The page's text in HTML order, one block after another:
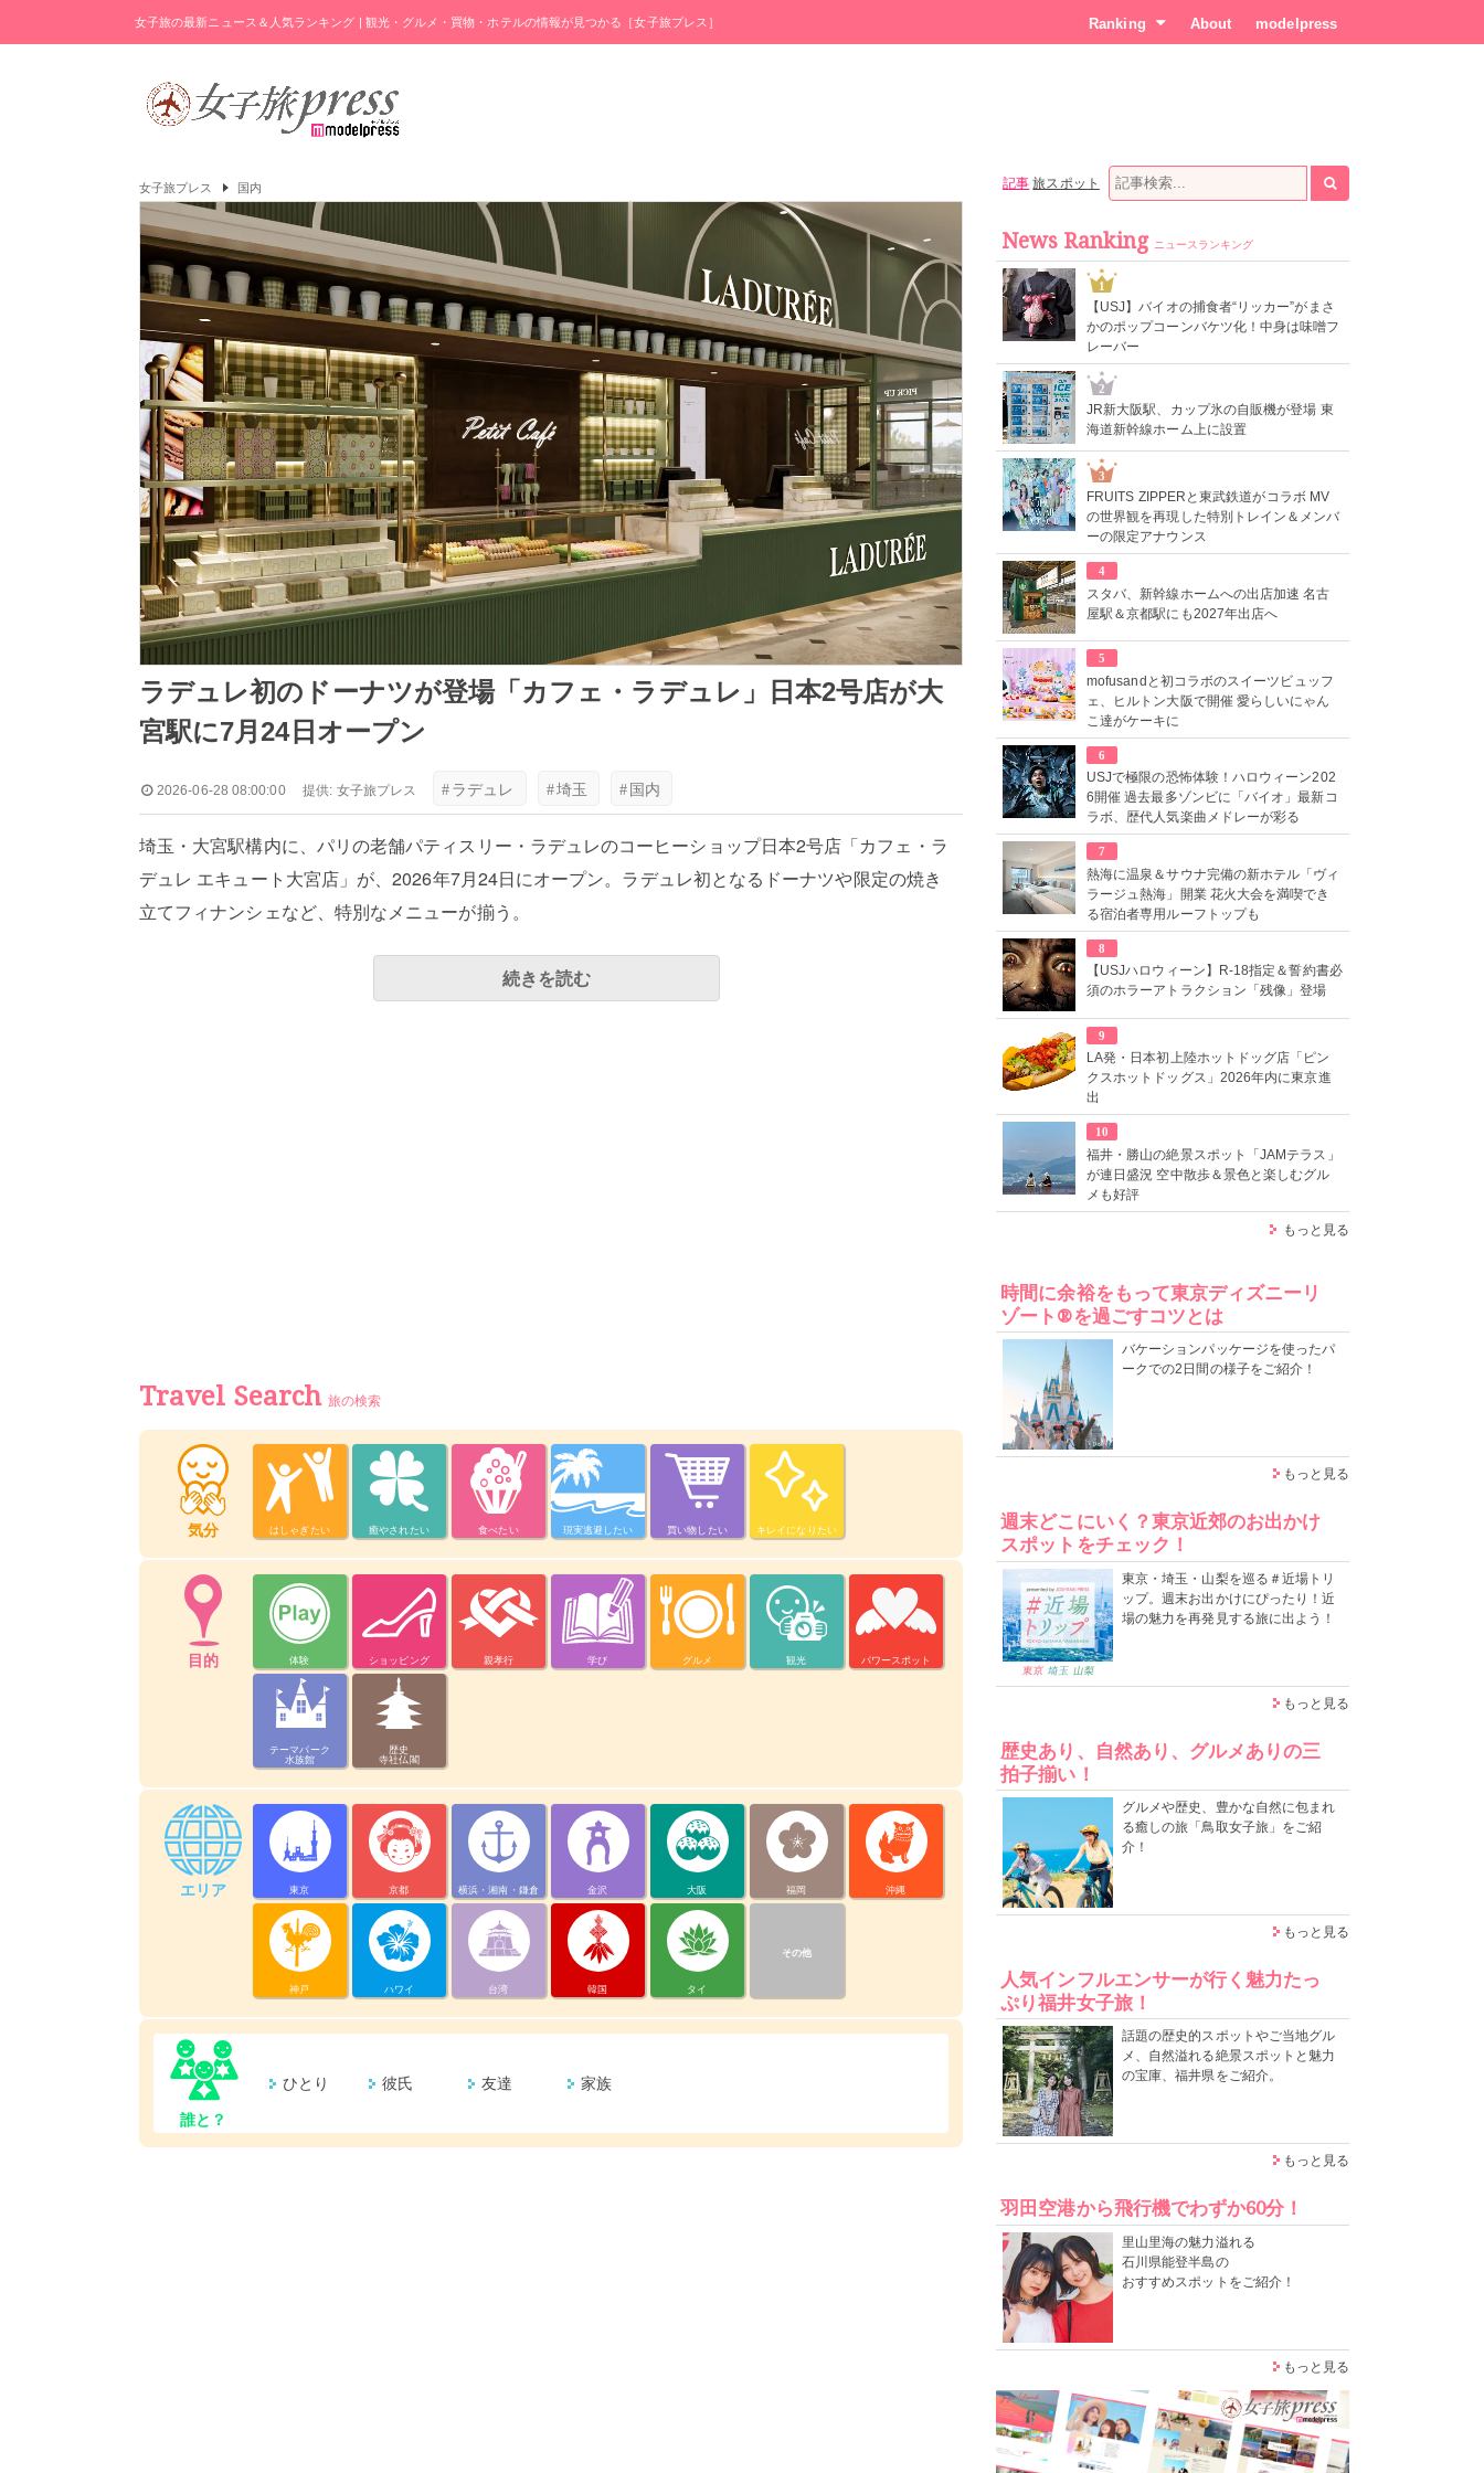
女子旅の最新ニュース＆人気ランキング | 観光・グルメ・買物・ホテルの情報が見つかる［女子旅プレス］ Ranking About modelpress
女子旅プレス 国内
ラデュレ初のドーナツが登場「カフェ・ラデュレ」日本2号店が大
宮駅に7月24日オープン
2026-06-28 08:00:00 提供: 女子旅プレス # ラデュレ #埼玉 # 国内
埼玉・大宮駅構内に、パリの老舗パティスリー・ラデュレのコーヒーショップ日本2号店「カフェ・ラ
デュレ エキュート大宮店」が、2026年7月24日にオープン。ラデュレ初となるドーナツや限定の焼き
立てフィナンシェなど、特別なメニューが揃う。
続きを読む
Travel Search 旅の検索
気分 はしゃぎたい 癒やされたい 食べたい 現実逃避したい 買い物したい キレイになりたい
目的 体験 ショッピング 親孝行 学び グルメ 観光 パワースポット
テーマパーク
水族館
歴史
寺社仏閣
エリア 東京 京都 横浜・湘南・鎌倉 金沢 大阪 福岡 沖縄
神戸 ハワイ 台湾 韓国 タイ
その他
誰と？
ひとり 彼氏 友達 家族
記事 旅スポット
News Ranking ニュースランキング
1
【USJ】バイオの捕食者“リッカー”がまさ
かのポップコーンバケツ化！中身は味噌フ
レーバー
2
JR新大阪駅、カップ氷の自販機が登場 東
海道新幹線ホーム上に設置
3
FRUITS ZIPPERと東武鉄道がコラボ MV
の世界観を再現した特別トレイン＆メンバ
ーの限定アナウンス
4
スタバ、新幹線ホームへの出店加速 名古
屋駅＆京都駅にも2027年出店へ
5
mofusandと初コラボのスイーツビュッフ
ェ、ヒルトン大阪で開催 愛らしいにゃん
こ達がケーキに
6
USJで極限の恐怖体験！ハロウィーン202
6開催 過去最多ゾンビに「バイオ」最新コ
ラボ、歴代人気楽曲メドレーが彩る
7
熱海に温泉＆サウナ完備の新ホテル「ヴィ
ラージュ熱海」開業 花火大会を満喫でき
る宿泊者専用ルーフトップも
8
【USJハロウィーン】R-18指定＆誓約書必
須のホラーアトラクション「残像」登場
9
LA発・日本初上陸ホットドッグ店「ピン
クスホットドッグス」2026年内に東京進
出
10
福井・勝山の絶景スポット「JAMテラス」
が連日盛況 空中散歩＆景色と楽しむグル
メも好評
もっと見る
時間に余裕をもって東京ディズニーリ
ゾート®を過ごすコツとは
バケーションパッケージを使ったパ
ークでの2日間の様子をご紹介！
もっと見る
週末どこにいく？東京近郊のお出かけ
スポットをチェック！
東京・埼玉・山梨を巡る＃近場トリ
ップ。週末お出かけにぴったり！近
場の魅力を再発見する旅に出よう！
もっと見る
歴史あり、自然あり、グルメありの三
拍子揃い！
グルメや歴史、豊かな自然に包まれ
る癒しの旅「鳥取女子旅」をご紹
介！
もっと見る
人気インフルエンサーが行く魅力たっ
ぷり福井女子旅！
話題の歴史的スポットやご当地グル
メ、自然溢れる絶景スポットと魅力
の宝庫、福井県をご紹介。
もっと見る
羽田空港から飛行機でわずか60分！
里山里海の魅力溢れる
石川県能登半島の
おすすめスポットをご紹介！
もっと見る